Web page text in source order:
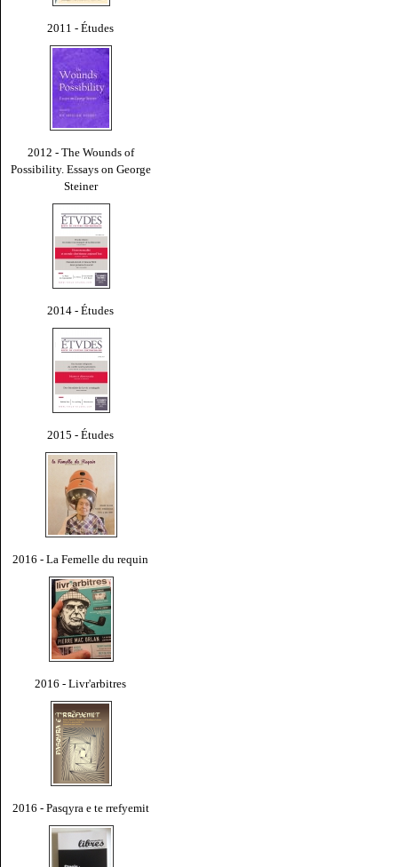
2011 - Études
2012 - The Wounds of
Possibility. Essays on George
Steiner
2014 - Études
2015 - Études
2016 - La Femelle du requin
2016 - Livr'arbitres
2016 - Pasqyra e te rrefyemit